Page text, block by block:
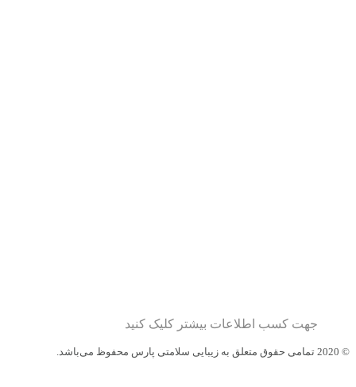
جهت کسب اطلاعات بیشتر کلیک کنید